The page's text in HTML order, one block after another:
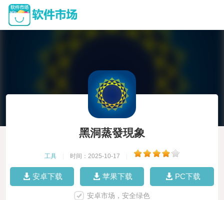
黑洞蒸發現象
工具 时间：2025-10-17
安卓下载 苹果下载 PC下载
安卓市场，安全绿色